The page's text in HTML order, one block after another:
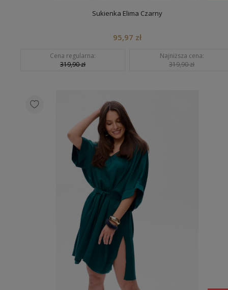
Sukienka Elima Czarny
95,97 zł
Cena regularna:
319,90 zł
Najniższa cena:
319,90 zł